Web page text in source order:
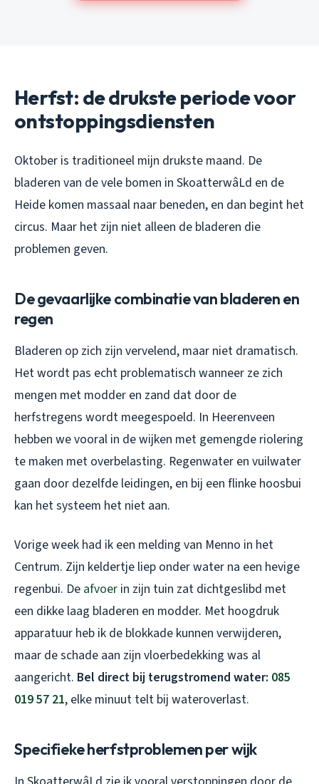
Herfst: de drukste periode voor
ontstoppingsdiensten
Oktober is traditioneel mijn drukste maand. De
bladeren van de vele bomen in SkoatterwâLd en de
Heide komen massaal naar beneden, en dan begint het
circus. Maar het zijn niet alleen de bladeren die
problemen geven.
De gevaarlijke combinatie van bladeren en
regen
Bladeren op zich zijn vervelend, maar niet dramatisch.
Het wordt pas echt problematisch wanneer ze zich
mengen met modder en zand dat door de
herfstregens wordt meegespoeld. In Heerenveen
hebben we vooral in de wijken met gemengde riolering
te maken met overbelasting. Regenwater en vuilwater
gaan door dezelfde leidingen, en bij een flinke hoosbui
kan het systeem het niet aan.
Vorige week had ik een melding van Menno in het
Centrum. Zijn keldertje liep onder water na een hevige
regenbui. De afvoer in zijn tuin zat dichtgeslibd met
een dikke laag bladeren en modder. Met hoogdruk
apparatuur heb ik de blokkade kunnen verwijderen,
maar de schade aan zijn vloerbedekking was al
aangericht. Bel direct bij terugstromend water: 085
019 57 21, elke minuut telt bij wateroverlast.
Specifieke herfstproblemen per wijk